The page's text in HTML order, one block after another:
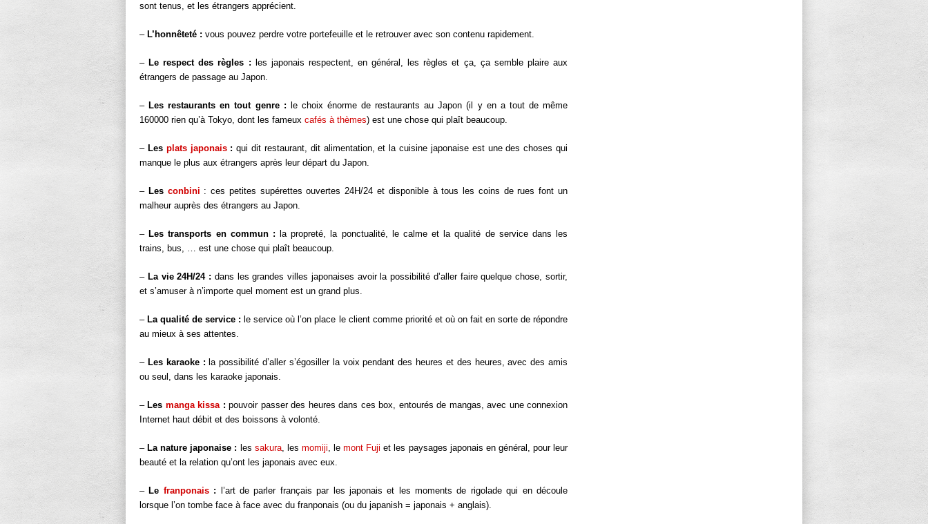
sont tenus, et les étrangers apprécient.
– L’honnêteté : vous pouvez perdre votre portefeuille et le retrouver avec son contenu rapidement.
– Le respect des règles : les japonais respectent, en général, les règles et ça, ça semble plaire aux
étrangers de passage au Japon.
– Les restaurants en tout genre : le choix énorme de restaurants au Japon (il y en a tout de même
160000 rien qu’à Tokyo, dont les fameux cafés à thèmes) est une chose qui plaît beaucoup.
– Les plats japonais: qui dit restaurant, dit alimentation, et la cuisine japonaise est une des choses qui
manque le plus aux étrangers après leur départ du Japon.
– Les conbini : ces petites supérettes ouvertes 24H/24 et disponible à tous les coins de rues font un
malheur auprès des étrangers au Japon.
– Les transports en commun : la propreté, la ponctualité, le calme et la qualité de service dans les
trains, bus, … est une chose qui plaît beaucoup.
– La vie 24H/24 : dans les grandes villes japonaises avoir la possibilité d’aller faire quelque chose, sortir,
et s’amuser à n’importe quel moment est un grand plus.
– La qualité de service : le service où l’on place le client comme priorité et où on fait en sorte de répondre
au mieux à ses attentes.
– Les karaoke : la possibilité d’aller s’égosiller la voix pendant des heures et des heures, avec des amis
ou seul, dans les karaoke japonais.
– Les manga kissa: pouvoir passer des heures dans ces box, entourés de mangas, avec une connexion
Internet haut débit et des boissons à volonté.
– La nature japonaise : les sakura, les momiji, lemont Fuji et les paysages japonais en général, pour leur
beauté et la relation qu’ont les japonais avec eux.
– Le franponais: l’art de parler français par les japonais et les moments de rigolade qui en découle
lorsque l’on tombe face à face avec du franponais (ou du japanish = japonais + anglais).